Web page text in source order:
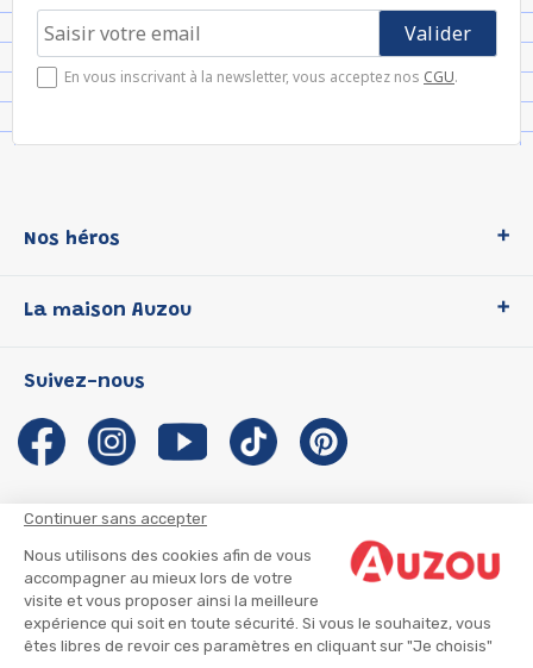
Continuer sans accepter
Nous utilisons des cookies afin de vous
accompagner au mieux lors de votre
visite et vous proposer ainsi la meilleure
expérience qui soit en toute sécurité. Si vous le souhaitez, vous
êtes libres de revoir ces paramètres en cliquant sur "Je choisis"
En vous inscrivant à la newsletter, vous acceptez nos CGU.
Nos héros
P'tit Loup
Les Influenceuses
Migali
Petite Taupe
La maison Auzou
Notre histoire
Auzou s'engage
Auteurs et illustrateurs Auzou
Suivre mon colis
Infos consommateur
Suivez-nous
CGU
CGV
Mentions légales